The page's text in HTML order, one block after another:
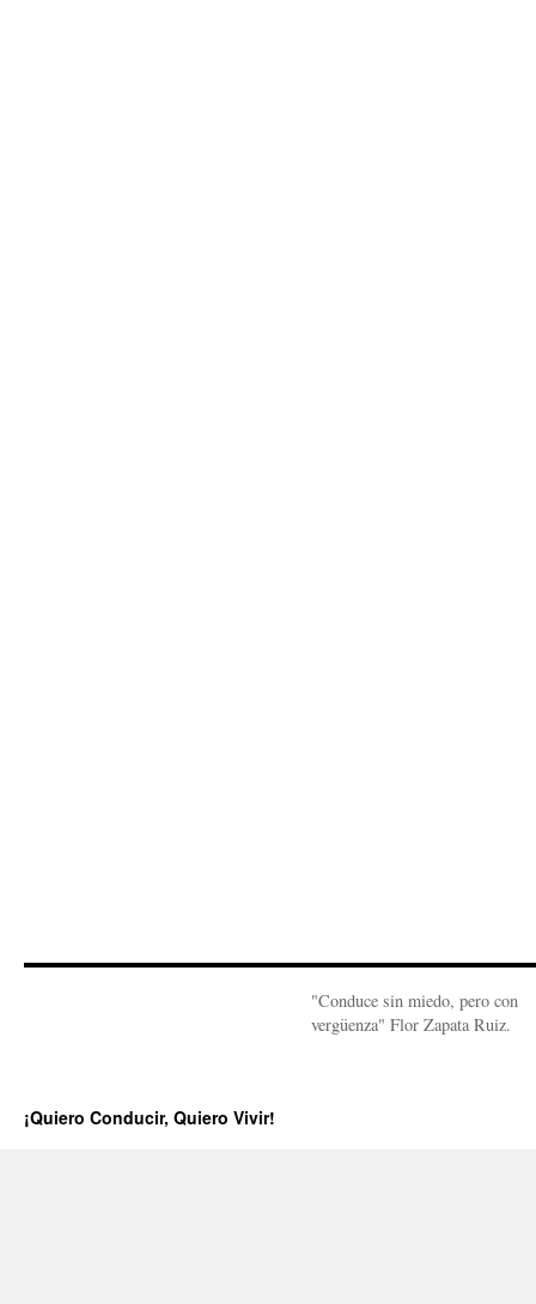
"Conduce sin miedo, pero con
vergüenza" Flor Zapata Ruiz.
¡Quiero Conducir, Quiero Vivir!